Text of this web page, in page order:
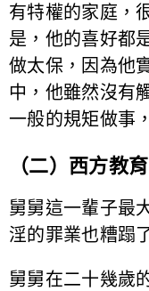
有特權的家庭，
是，他的喜好都
做太保，因為他
中，他雖然沒有
一般的規矩做事
（二）西方教
舅舅這一輩子最
淫的罪業也糟蹋
舅舅在二十幾歲